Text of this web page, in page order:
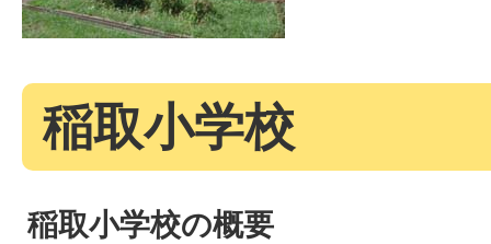
稲取小学校
稲取小学校の概要